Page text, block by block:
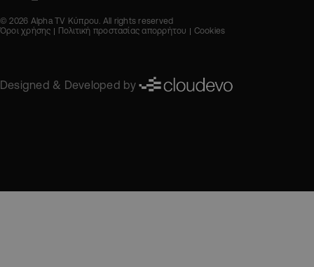
© 2026 Alpha TV Κύπρου. All rights reserved
Όροι χρήσης
Πολιτική προστασίας απορρήτου Cookies
Designed & Developed by